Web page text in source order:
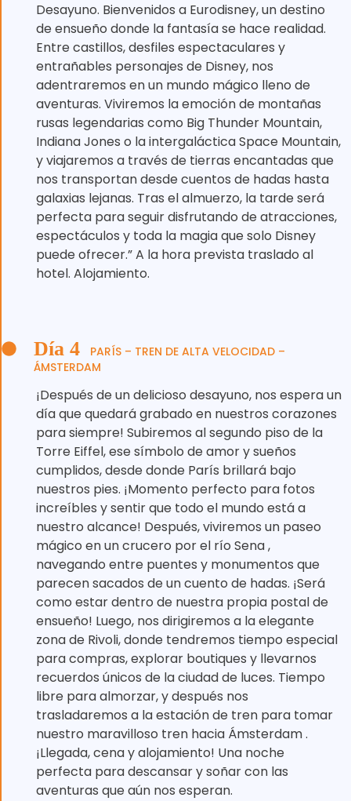
Desayuno. Bienvenidos a Eurodisney, un destino
de ensueño donde la fantasía se hace realidad.
Entre castillos, desfiles espectaculares y
entrañables personajes de Disney, nos
adentraremos en un mundo mágico lleno de
aventuras. Viviremos la emoción de montañas
rusas legendarias como Big Thunder Mountain,
Indiana Jones o la intergaláctica Space Mountain,
y viajaremos a través de tierras encantadas que
nos transportan desde cuentos de hadas hasta
galaxias lejanas. Tras el almuerzo, la tarde será
perfecta para seguir disfrutando de atracciones,
espectáculos y toda la magia que solo Disney
puede ofrecer.” A la hora prevista traslado al
hotel. Alojamiento.
Día 4
PARÍS – TREN DE ALTA VELOCIDAD –
ÁMSTERDAM
¡Después de un delicioso desayuno, nos espera un
día que quedará grabado en nuestros corazones
para siempre! Subiremos al segundo piso de la
Torre Eiffel, ese símbolo de amor y sueños
cumplidos, desde donde París brillará bajo
nuestros pies. ¡Momento perfecto para fotos
increíbles y sentir que todo el mundo está a
nuestro alcance! Después, viviremos un paseo
mágico en un crucero por el río Sena ,
navegando entre puentes y monumentos que
parecen sacados de un cuento de hadas. ¡Será
como estar dentro de nuestra propia postal de
ensueño! Luego, nos dirigiremos a la elegante
zona de Rivoli, donde tendremos tiempo especial
para compras, explorar boutiques y llevarnos
recuerdos únicos de la ciudad de luces. Tiempo
libre para almorzar, y después nos
trasladaremos a la estación de tren para tomar
nuestro maravilloso tren hacia Ámsterdam .
¡Llegada, cena y alojamiento! Una noche
perfecta para descansar y soñar con las
aventuras que aún nos esperan.